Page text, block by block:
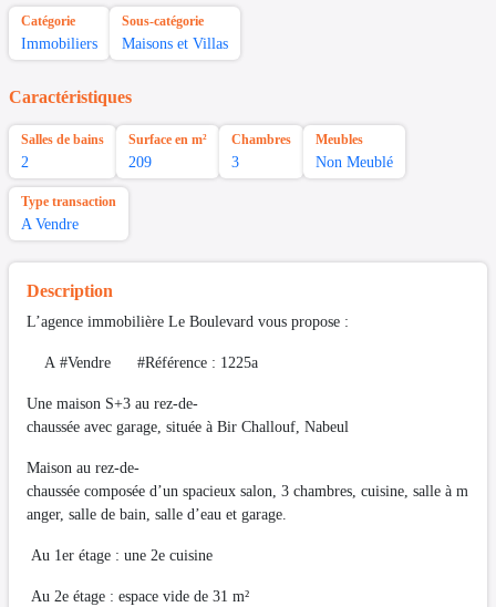
Catégorie
Immobiliers
Sous-catégorie
Maisons et Villas
Caractéristiques
Salles de bains
2
Surface en m²
209
Chambres
3
Meubles
Non Meublé
Type transaction
A Vendre
Description
L’agence immobilière Le Boulevard vous propose :
A #Vendre #Référence : 1225a
Une maison S+3 au rez-de-
chaussée avec garage, située à Bir Challouf, Nabeul
Maison au rez-de-
chaussée composée d’un spacieux salon, 3 chambres, cuisine, salle à m
anger, salle de bain, salle d’eau et garage.
Au 1er étage : une 2e cuisine
Au 2e étage : espace vide de 31 m²